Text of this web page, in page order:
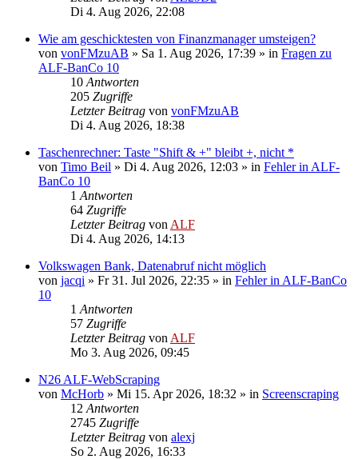
Di 4. Aug 2026, 22:08
Wie am geschicktesten von Finanzmanager umsteigen?
von vonFMzuAB » Sa 1. Aug 2026, 17:39 » in Fragen zu
ALF-BanCo 10
10 Antworten
205 Zugriffe
Letzter Beitrag von vonFMzuAB
Di 4. Aug 2026, 18:38
Taschenrechner: Taste "Shift & +" bleibt +, nicht *
von Timo Beil » Di 4. Aug 2026, 12:03 » in Fehler in ALF-
BanCo 10
1 Antworten
64 Zugriffe
Letzter Beitrag von ALF
Di 4. Aug 2026, 14:13
Volkswagen Bank, Datenabruf nicht möglich
von jacqi » Fr 31. Jul 2026, 22:35 » in Fehler in ALF-BanCo
10
1 Antworten
57 Zugriffe
Letzter Beitrag von ALF
Mo 3. Aug 2026, 09:45
N26 ALF-WebScraping
von McHorb » Mi 15. Apr 2026, 18:32 » in Screenscraping
12 Antworten
2745 Zugriffe
Letzter Beitrag von alexj
So 2. Aug 2026, 16:33